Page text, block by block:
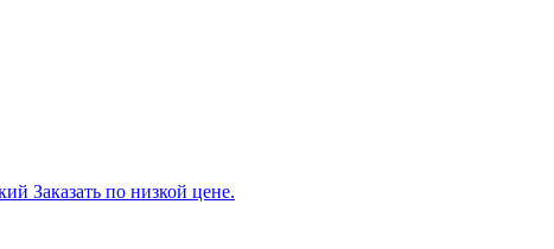
Заказать по низкой цене.